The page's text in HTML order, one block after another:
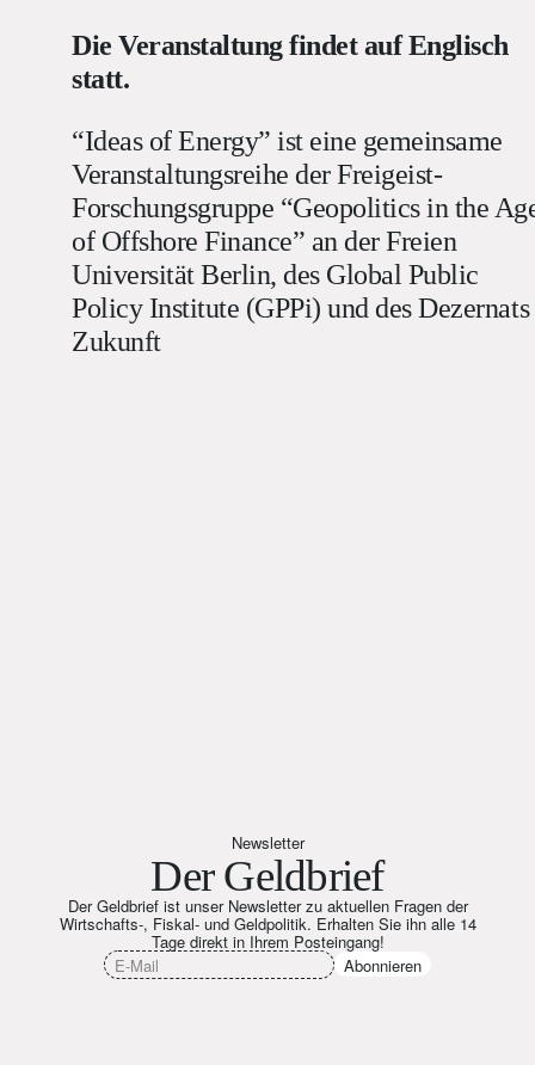
Die Veranstaltung findet auf Englisch
statt.
“Ideas of Energy” ist eine gemeinsame
Veranstaltungsreihe der Freigeist-
Forschungsgruppe “Geopolitics in the
of Offshore Finance” an der Freien
Universität Berlin, des Global Public
Policy Institute (GPPi) und des Dezernats
Zukunft
Newsletter
Der Geldbrief
Der Geldbrief ist unser Newsletter zu aktuellen Fragen der
Wirtschafts-, Fiskal- und Geldpolitik. Erhalten Sie ihn alle 14
Tage direkt in Ihrem Posteingang!